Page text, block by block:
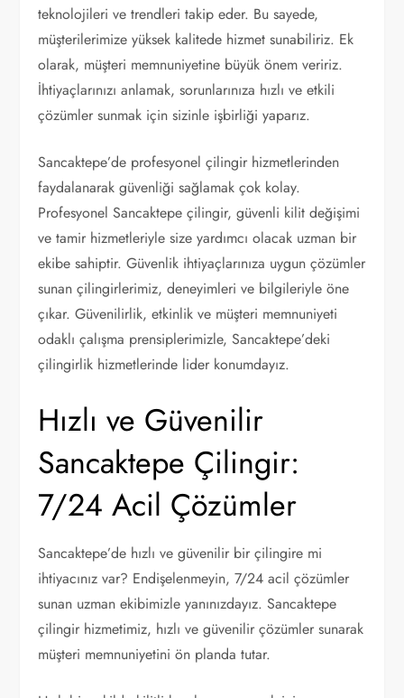
teknolojileri ve trendleri takip eder. Bu sayede,
müşterilerimize yüksek kalitede hizmet sunabiliriz. Ek
olarak, müşteri memnuniyetine büyük önem veririz.
İhtiyaçlarınızı anlamak, sorunlarınıza hızlı ve etkili
çözümler sunmak için sizinle işbirliği yaparız.
Sancaktepe’de profesyonel çilingir hizmetlerinden
faydalanarak güvenliği sağlamak çok kolay.
Profesyonel Sancaktepe çilingir, güvenli kilit değişimi
ve tamir hizmetleriyle size yardımcı olacak uzman bir
ekibe sahiptir. Güvenlik ihtiyaçlarınıza uygun çözümler
sunan çilingirlerimiz, deneyimleri ve bilgileriyle öne
çıkar. Güvenilirlik, etkinlik ve müşteri memnuniyeti
odaklı çalışma prensiplerimizle, Sancaktepe’deki
çilingirlik hizmetlerinde lider konumdayız.
Hızlı ve Güvenilir
Sancaktepe Çilingir:
7/24 Acil Çözümler
Sancaktepe’de hızlı ve güvenilir bir çilingire mi
ihtiyacınız var? Endişelenmeyin, 7/24 acil çözümler
sunan uzman ekibimizle yanınızdayız. Sancaktepe
çilingir hizmetimiz, hızlı ve güvenilir çözümler sunarak
müşteri memnuniyetini ön planda tutar.